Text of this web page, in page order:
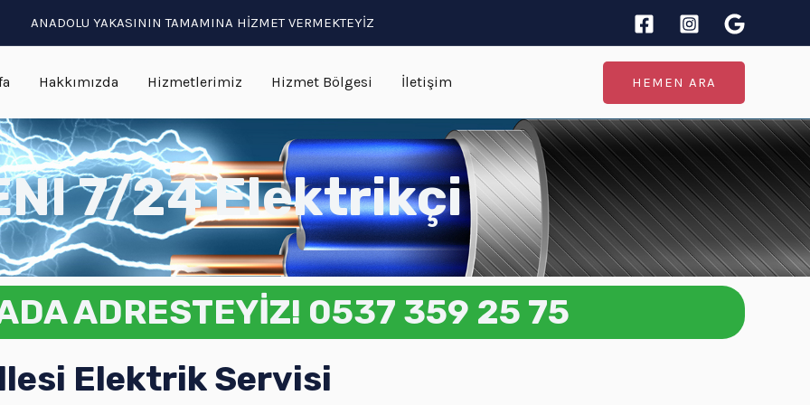
ANADOLU YAKASININ TAMAMINA HİZMET VERMEKTEYİZ
Hakkımızda Hizmetlerimiz Hizmet Bölgesi İletişim HEMEN ARA
7/24 Elektrikçi
ADRESTEYİZ! 0537 359 25 75
Elektrik Servisi